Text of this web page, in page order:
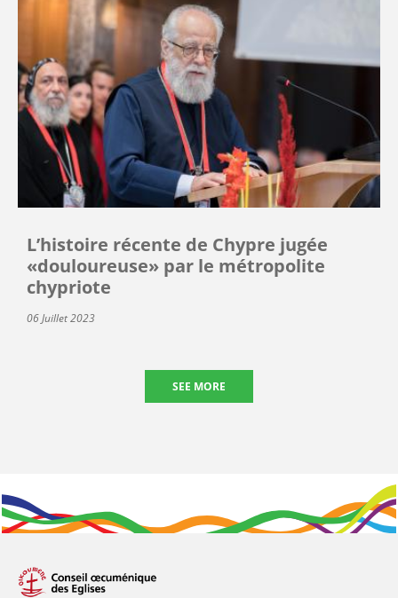
L’histoire récente de Chypre jugée
«douloureuse» par le métropolite
chypriote
06 Juillet 2023
SEE MORE